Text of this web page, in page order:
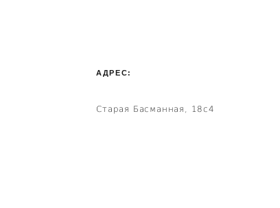
АДРЕС:
Старая Басманная, 18с4